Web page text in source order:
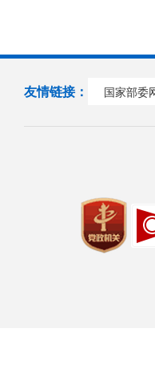
友情链接： 国家部委